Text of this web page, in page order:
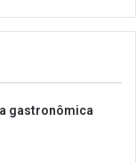
gastronômica